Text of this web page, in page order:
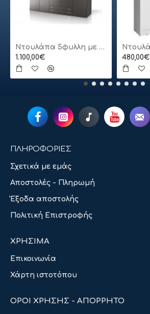
Ντουλάπα 5φυλλη με πατάρι
1.100,00€
480,00€
ΠΛΗΡΟΦΟΡΙΕΣ
Σχετικά με εμάς
Αποστολές - Πληρωμή
Έξοδα αποστολής
Πολιτική Επιστροφής
ΧΡΗΣΙΜΑ
Επικοινωνία
Χάρτη ιστοτόπου
ΟΡΟΙ ΧΡΗΣΗΣ - ΑΠΟΡΡΗΤΟ